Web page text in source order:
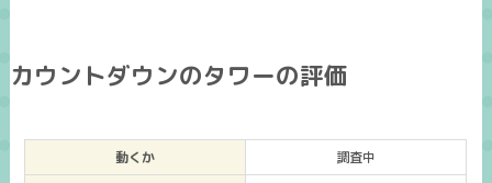
カウントダウンのタワーの評価
動くか
調査中